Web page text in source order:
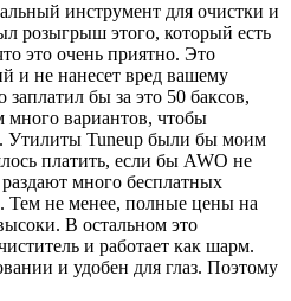
инструмент для очистки и
розыгрыш этого, который есть
это очень приятно. Это
и не нанесет вред вашему
бы за это 50 баксов,
много вариантов, чтобы
Утилиты Tuneup были бы моим
платить, если бы AWO не
много бесплатных
Тем не менее, полные цены на
В остальном это
и работает как шарм.
и удобен для глаз. Поэтому